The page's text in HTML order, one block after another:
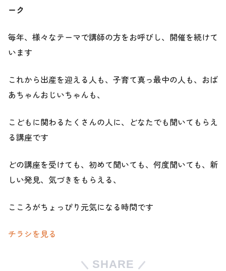
ーク
毎年、様々なテーマで講師の方をお呼びし、開催を続けて
います
これから出産を迎える人も、子育て真っ最中の人も、おば
あちゃんおじいちゃんも、
こどもに関わるたくさんの人に、どなたでも聞いてもらえ
る講座です
どの講座を受けても、初めて聞いても、何度聞いても、新
しい発見、気づきをもらえる、
こころがちょっぴり元気になる時間です
チラシを見る
SHARE